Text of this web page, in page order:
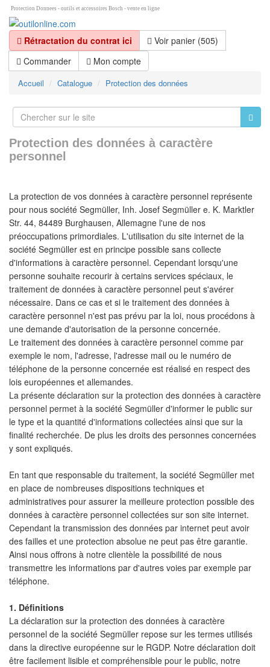
Protection Donnees - outils et accessoires Bosch - vente en ligne
Rétractation du contrat ici
Voir panier (505)
Commander
Mon compte
Accueil Catalogue Protection des données
Protection des données à caractère
personnel
La protection de vos données à caractère personnel représente
pour nous société Segmüller, Inh. Josef Segmüller e. K. Marktler
Str. 44, 84489 Burghausen, Allemagne l'une de nos
préoccupations primordiales. L'utilisation du site internet de la
société Segmüller est en principe possible sans collecte
d'informations à caractère personnel. Cependant lorsqu'une
personne souhaite recourir à certains services spéciaux, le
traitement de données à caractère personnel peut s'avérer
nécessaire. Dans ce cas et si le traitement des données à
caractère personnel n'est pas prévu par la loi, nous procédons à
une demande d'autorisation de la personne concernée.
Le traitement des données à caractère personnel comme par
exemple le nom, l'adresse, l'adresse mail ou le numéro de
téléphone de la personne concernée est réalisé en respect des
lois européennes et allemandes.
La présente déclaration sur la protection des données à caractère
personnel permet à la société Segmüller d'informer le public sur
le type et la quantité d'informations collectées ainsi que sur la
finalité recherchée. De plus les droits des personnes concernées
y sont expliqués.
En tant que responsable du traitement, la société Segmüller met
en place de nombreuses dispositions techniques et
administratives pour assurer la meilleure protection possible des
données à caractère personnel collectées sur son site internet.
Cependant la transmission des données par internet peut avoir
des failles et une protection absolue ne peut pas être garantie.
Ainsi nous offrons à notre clientèle la possibilité de nous
transmettre les informations par d'autres voies par exemple par
téléphone.
1. Définitions
La déclaration sur la protection des données à caractère
personnel de la société Segmüller repose sur les termes utilisés
dans la directive européenne sur le RGDP. Notre déclaration doit
être facilement lisible et compréhensible pour le public, notre